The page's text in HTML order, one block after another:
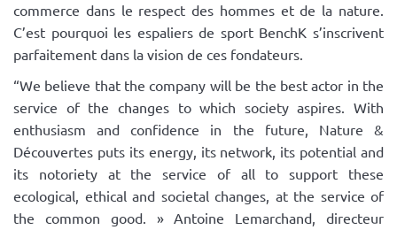
commerce dans le respect des hommes et de la nature.
C’est pourquoi les espaliers de sport BenchK s’inscrivent
parfaitement dans la vision de ces fondateurs.
“We believe that the company will be the best actor in the
service of the changes to which society aspires. With
enthusiasm and confidence in the future, Nature &
Découvertes puts its energy, its network, its potential and
its notoriety at the service of all to support these
ecological, ethical and societal changes, at the service of
the common good. » Antoine Lemarchand, directeur